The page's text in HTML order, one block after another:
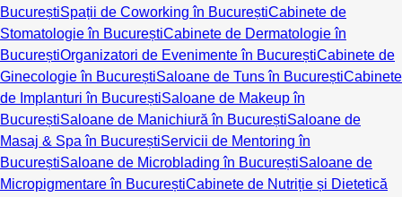
BucureștiSpații de Coworking în BucureștiCabinete de
Stomatologie în BucureștiCabinete de Dermatologie în
BucureștiOrganizatori de Evenimente în BucureștiCabinete de
Ginecologie în BucureștiSaloane de Tuns în BucureștiCabinete
de Implanturi în BucureștiSaloane de Makeup în
BucureștiSaloane de Manichiură în BucureștiSaloane de
Masaj & Spa în BucureștiServicii de Mentoring în
BucureștiSaloane de Microblading în BucureștiSaloane de
Micropigmentare în BucureștiCabinete de Nutriție și Dietetică